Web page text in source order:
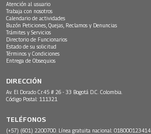
Atención al usuario
Trabaja con nosotros
Calendario de actividades
Buzón Peticiones, Quejas, Reclamos y Denuncias
Trámites y Servicios
Directorio de Funcionarios
Estado de su solicitud
Términos y Condiciones
Entrega de Obsequios
DIRECCIÓN
Av. El Dorado Cr.45 # 26 - 33 Bogotá D.C. Colombia.
Código Postal: 111321
TELÉFONOS
(+57) (601) 2200700. Línea gratuita nacional: 018000123414